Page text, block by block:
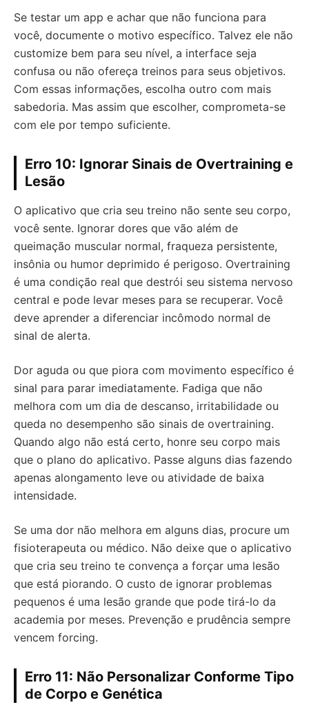
Se testar um app e achar que não funciona para
você, documente o motivo específico. Talvez ele não
customize bem para seu nível, a interface seja
confusa ou não ofereça treinos para seus objetivos.
Com essas informações, escolha outro com mais
sabedoria. Mas assim que escolher, comprometa-se
com ele por tempo suficiente.
Erro 10: Ignorar Sinais de Overtraining e
Lesão
O aplicativo que cria seu treino não sente seu corpo,
você sente. Ignorar dores que vão além de
queimação muscular normal, fraqueza persistente,
insônia ou humor deprimido é perigoso. Overtraining
é uma condição real que destrói seu sistema nervoso
central e pode levar meses para se recuperar. Você
deve aprender a diferenciar incômodo normal de
sinal de alerta.
Dor aguda ou que piora com movimento específico é
sinal para parar imediatamente. Fadiga que não
melhora com um dia de descanso, irritabilidade ou
queda no desempenho são sinais de overtraining.
Quando algo não está certo, honre seu corpo mais
que o plano do aplicativo. Passe alguns dias fazendo
apenas alongamento leve ou atividade de baixa
intensidade.
Se uma dor não melhora em alguns dias, procure um
fisioterapeuta ou médico. Não deixe que o aplicativo
que cria seu treino te convença a forçar uma lesão
que está piorando. O custo de ignorar problemas
pequenos é uma lesão grande que pode tirá-lo da
academia por meses. Prevenção e prudência sempre
vencem forcing.
Erro 11: Não Personalizar Conforme Tipo
de Corpo e Genética